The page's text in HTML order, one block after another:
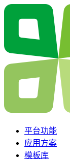
平台功能
应用方案
模板库